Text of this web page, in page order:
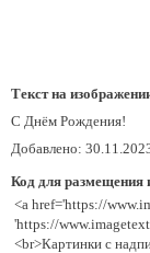
Текст на
С Днём Рождения!
Добавлено:
Код для размещения
<a href='https://
'https://
<br>Картинки с